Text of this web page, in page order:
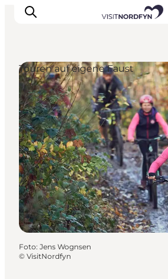
Erleben
Eventkalender
Essen und Trinken
Unterkünfte
Erlebnisbuchung
Für Kinder
Touren auf eigene Faust
Foto: Jens Wognsen
© VisitNordfyn